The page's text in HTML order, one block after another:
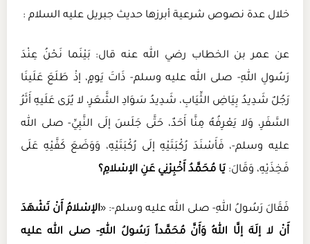
خلال عدة نصوص شرعية أبرزها حديث جبريل عليه السلام :
عن عمر بن الخطاب رضي الله عنه قال: بَيْنَما نَحْنُ عِنْدَ
رَسُولِ اللهِ- صلى الله عليه وسلم- ذَاتَ يَومٍ، إذْ طَلَعَ عَلَينَا
رَجُلٌ شَدِيدُ بِيَاضِ الثِّيَابِ، شَدِيدُ سَوَادِ الشَّعَرِ، لا يُرَى عَلَيهِ أَثَرُ
السَّفَرِ، وَلا يَعْرِفُهُ مِنَّا أَحَدٌ، حَتَّى جَلَسَ إلَى النَّبِيِّ- صلى الله
عليه وسلم-، فَأَسْنَدَ رُكْبَتَيْهِ إلَى رُكْبَتَيْهِ، وَوَضَعَ كَفَّيْهِ عَلَى
فَخِذَيْهِ، وَقَالَ: يَا مُحَمَّدُ أَخْبِرْنِي عَنِ الإسْلامِ؟
فَقَالَ رَسُولُ اللهِ- صلى الله عليه وسلم-: «الإسْلامُ أَنْ تَشْهَدَ
أَنْ لا إلَهَ إلَّا اللهُ وَأَنَّ مُحَمَّداً رَسُولُ اللهِ- صلى الله عليه